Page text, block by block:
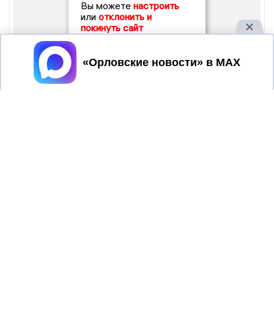
Вы можете настроить
или отклонить и
покинуть сайт
Принять